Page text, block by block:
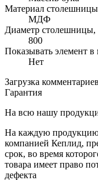
Материал
МДФ
Диаметр
800
Показывать элемент
Нет
Загрузка
Гарантия
На всю нашу
На каждую продукцию
компанией Кеплид,
срок, во время
товара имеет право
дефекта